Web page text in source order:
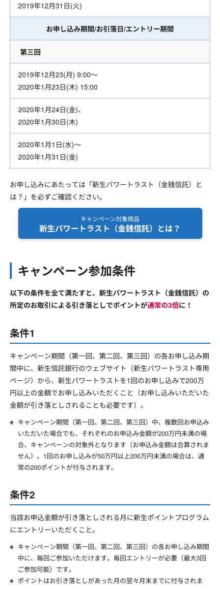
2019年12月31日(火)
お申し込み期間/お引落日/エントリー期間
第三回
2019年12月23(月) 9:00～
2020年1月23日(木) 15:00
2020年1月24日(金)、
2020年1月30日(木)
2020年1月1日(水)～
2020年1月31日(金)
お申し込みにあたっては「新生パワートラスト（金銭信託）と
は？」を必ずご確認ください。
キャンペーン対象商品
新生パワートラスト（金銭信託）とは？
キャンペーン参加条件
以下の条件を全て満たすと、新生パワートラスト（金銭信託）の
所定のお取引による引き落としでポイントが通常の3倍に！
条件1
キャンペーン期間（第一回、第二回、第三回）の各お申し込み期
間中に、新生信託銀行のウェブサイト（新生パワートラスト専用
ページ）から、新生パワートラストを1回のお申し込みで200万
円以上の金額でお申し込みいただくこと（お申し込みいただいた
金額が引き落としされることも必要です）。
キャンペーン期間（第一回、第二回、第三回）中、複数回お申込み
いただいた場合でも、それぞれのお申込み金額が200万円未満の場
合、キャンペーンの対象外となります（お申込み金額は合算されま
せん）。1回のお申し込みが50万円以上200万円未満の場合は、通
常の200ポイントが付与されます。
条件2
当該お申込金額が引き落としされる月に新生ポイントプログラム
にエントリーいただくこと。
キャンペーン期間（第一回、第二回、第三回）の各お申し込み期間
中に、毎回ご参加いただけます。毎回エントリーが必要（最大3回
ご参加可能）です。
ポイントはお引き落としがあった月の翌々月末までに付与されま